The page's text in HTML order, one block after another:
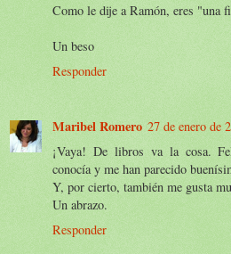
Como le dije a Ramón, eres "una
Un beso
Responder
Maribel Romero 27 de enero de
¡Vaya! De libros va la cosa.
conocía y me han parecido
Y, por cierto, también me gusta
Un abrazo.
Responder